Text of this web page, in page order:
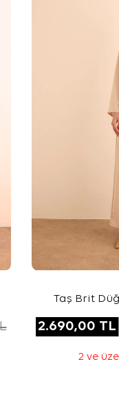
Taş Brit
2.690,00 TL
2 ve